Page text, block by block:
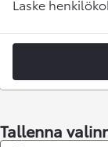
Laske
Tallenna